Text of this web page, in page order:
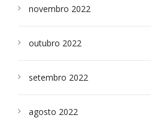
novembro 2022
outubro 2022
setembro 2022
agosto 2022